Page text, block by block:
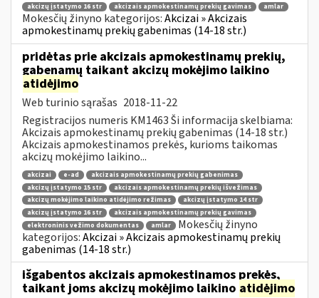
akcizų įstatymo 16 str
akcizais apmokestinamų prekių gavimas amlar
Mokesčių žinyno kategorijos:Akcizai » Akcizais
apmokestinamų prekių gabenimas (14-18 str.)
pridėtas prie akcizais apmokestinamų prekių,
gabenamų taikant akcizų mokėjimo laikino
atidėjimo
Web turinio sąrašas 2018-11-22
Registracijos numeris KM1463 Ši informacija skelbiama:
Akcizais apmokestinamų prekių gabenimas (14-18 str.)
Akcizais apmokestinamos prekės, kurioms taikomas
akcizų mokėjimo laikino...
akcizai e-ad
akcizais apmokestinamų prekių gabenimas
akcizų įstatymo 15 str
akcizais apmokestinamų prekių išvežimas
akcizų mokėjimo laikino atidėjimo režimas
akcizų įstatymo 14 str
akcizų įstatymo 16 str
akcizais apmokestinamų prekių gavimas
elektroninis vežimo dokumentas
amlar
Mokesčių žinyno
kategorijos:Akcizai » Akcizais apmokestinamų prekių
gabenimas (14-18 str.)
išgabentos akcizais apmokestinamos prekės,
taikant joms akcizų mokėjimo laikino atidėjimo